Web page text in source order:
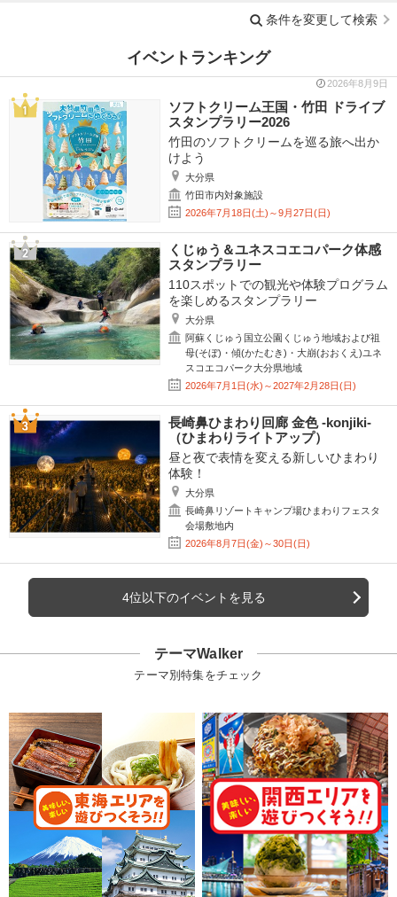
条件を変更して検索
イベントランキング
2026年8月9日
ソフトクリーム王国・竹田 ドライブ
スタンプラリー2026
竹田のソフトクリームを巡る旅へ出か
けよう
大分県
竹田市内対象施設
2026年7月18日(土)～9月27日(日)
くじゅう＆ユネスコエコパーク体感
スタンプラリー
110スポットでの観光や体験プログラム
を楽しめるスタンプラリー
大分県
阿蘇くじゅう国立公園くじゅう地域および祖
母(そぼ)・傾(かたむき)・大崩(おおくえ)ユネ
スコエコパーク大分県地域
2026年7月1日(水)～2027年2月28日(日)
長崎鼻ひまわり回廊 金色 -konjiki-
（ひまわりライトアップ）
昼と夜で表情を変える新しいひまわり
体験！
大分県
長崎鼻リゾートキャンプ場ひまわりフェスタ
会場敷地内
2026年8月7日(金)～30日(日)
4位以下のイベントを見る
テーマWalker
テーマ別特集をチェック